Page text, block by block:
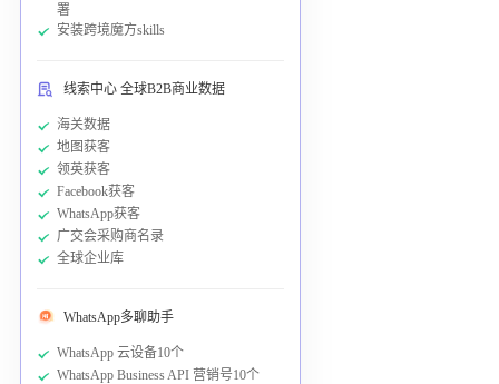
署
安装跨境魔方skills
线索中心 全球B2B商业数据
海关数据
地图获客
领英获客
Facebook获客
WhatsApp获客
广交会采购商名录
全球企业库
WhatsApp多聊助手
WhatsApp 云设备10个
WhatsApp Business API 营销号10个